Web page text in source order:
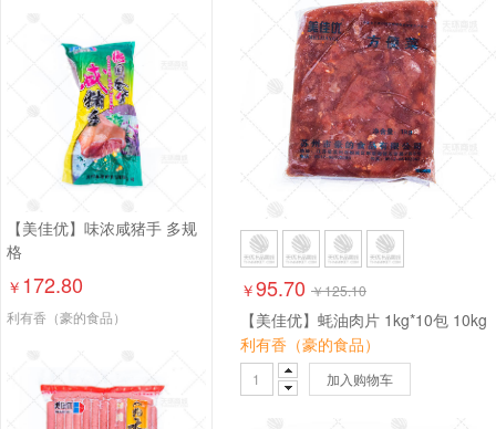
【美佳优】味浓咸猪手 多规
格
￥ 172.80
利有香（豪的食品）
￥95.70 ￥125.10
【美佳优】蚝油肉片 1kg*10包 10kg
利有香（豪的食品）
加入购物车